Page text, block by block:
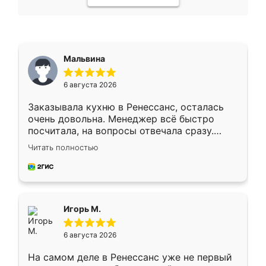
Мальвина
6 августа 2026
Заказывала кухню в Ренессанс, осталась
очень довольна. Менеджер всё быстро
посчитала, на вопросы отвечала сразу.
Замерщик приехал в субботу, подошёл к
делу со всей ответственностью. Собрали
за день, ребята работали аккуратно, даже
Читать полностью
Игорь М.
6 августа 2026
На самом деле в Ренессанс уже не первый